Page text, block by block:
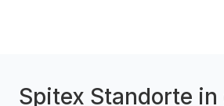
Spitex Standorte in